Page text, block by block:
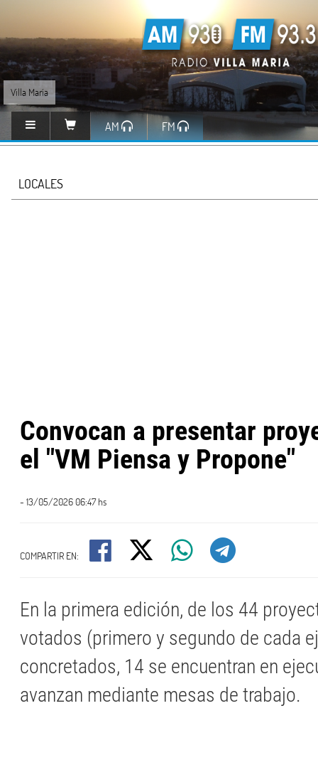
Villa María
AM FM
LOCALES
Convocan a presentar
el "VM Piensa y Propone"
- 13/05/2026 06:47 hs
COMPARTIR EN:
En la primera edición, de los 44
votados (primero y segundo de cada
concretados, 14 se encuentran en
avanzan mediante mesas de trabajo.